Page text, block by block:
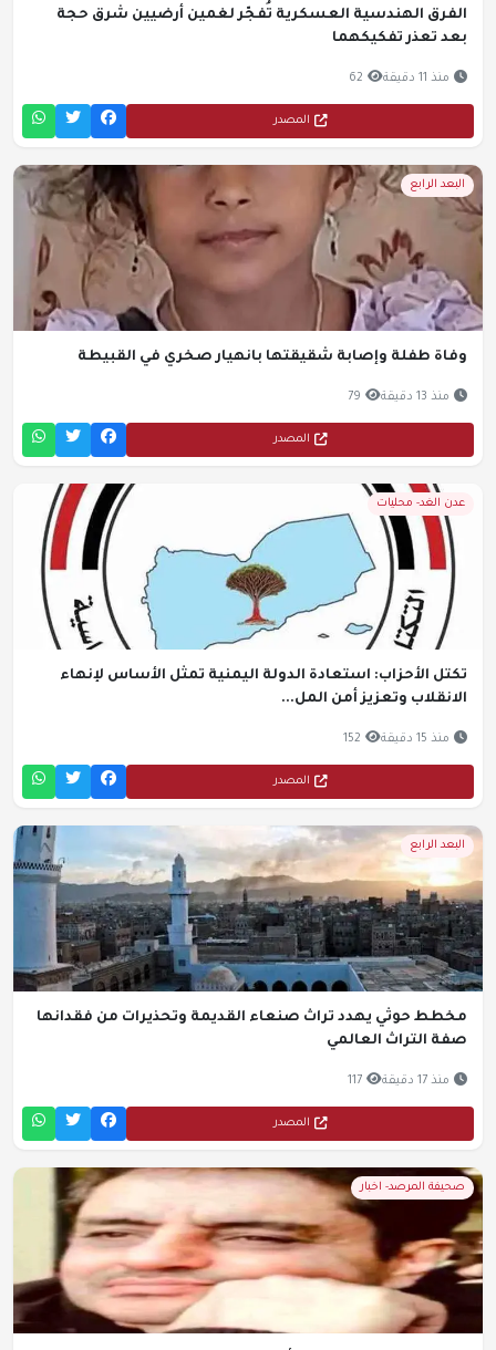
الفرق الهندسية العسكرية تُفجّر لغمين أرضيين شرق حجة
بعد تعذر تفكيكهما
منذ 11 دقيقة 62
المصدر
البعد الرابع
وفاة طفلة وإصابة شقيقتها بانهيار صخري في القبيطة
منذ 13 دقيقة 79
المصدر
عدن الغد- محليات
تكتل الأحزاب: استعادة الدولة اليمنية تمثل الأساس لإنهاء
الانقلاب وتعزيز أمن المل...
منذ 15 دقيقة 152
المصدر
البعد الرابع
مخطط حوثي يهدد تراث صنعاء القديمة وتحذيرات من فقدانها
صفة التراث العالمي
منذ 17 دقيقة 117
المصدر
صحيفة المرصد- اخبار